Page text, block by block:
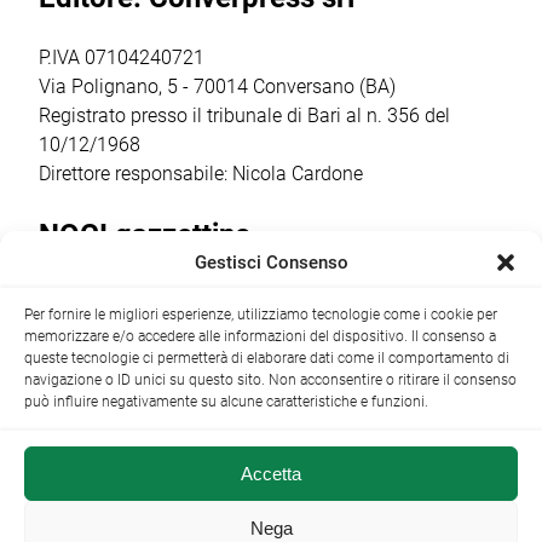
ottenuto un
finanziamento […]Costituente […]
P.IVA 07104240721
Via Polignano, 5 - 70014 Conversano (BA)
Registrato presso il tribunale di Bari al n. 356 del
10/12/1968
Direttore responsabile: Nicola Cardone
NOCI gazzettino
+39 080 4979274|info@nocigazzettino.it Contatti|
Archivio
NOCI gazzettino.it ©2014 •
Gestisci Consenso
Per fornire le migliori esperienze, utilizziamo tecnologie come i cookie per
memorizzare e/o accedere alle informazioni del dispositivo. Il consenso a
queste tecnologie ci permetterà di elaborare dati come il comportamento di
navigazione o ID unici su questo sito. Non acconsentire o ritirare il consenso
può influire negativamente su alcune caratteristiche e funzioni.
Accetta
Nega